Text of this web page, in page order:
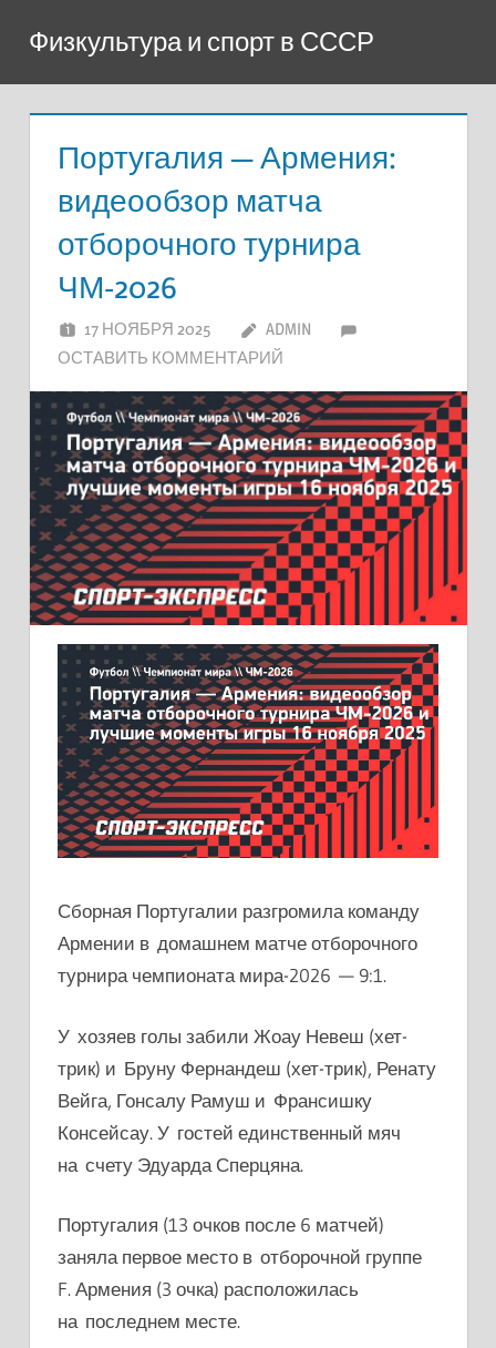
содержимому
Физкультура и спорт в СССР
Португалия — Армения:
видеообзор матча
отборочного турнира
ЧМ-2026
17 НОЯБРЯ 2025
ADMIN
ОСТАВИТЬ КОММЕНТАРИЙ
Сборная Португалии разгромила команду
Армении в домашнем матче отборочного
турнира чемпионата мира-2026 — 9:1.
У хозяев голы забили Жоау Невеш (хет-
трик) и Бруну Фернандеш (хет-трик), Ренату
Вейга, Гонсалу Рамуш и Франсишку
Консейсау. У гостей единственный мяч
на счету Эдуарда Сперцяна.
Португалия (13 очков после 6 матчей)
заняла первое место в отборочной группе
F. Армения (3 очка) расположилась
на последнем месте.